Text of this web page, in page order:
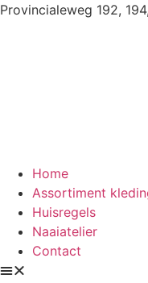
Ga
Provincialeweg 192,
Home
Assortiment
Huisregels
Naaiatelier
Contact